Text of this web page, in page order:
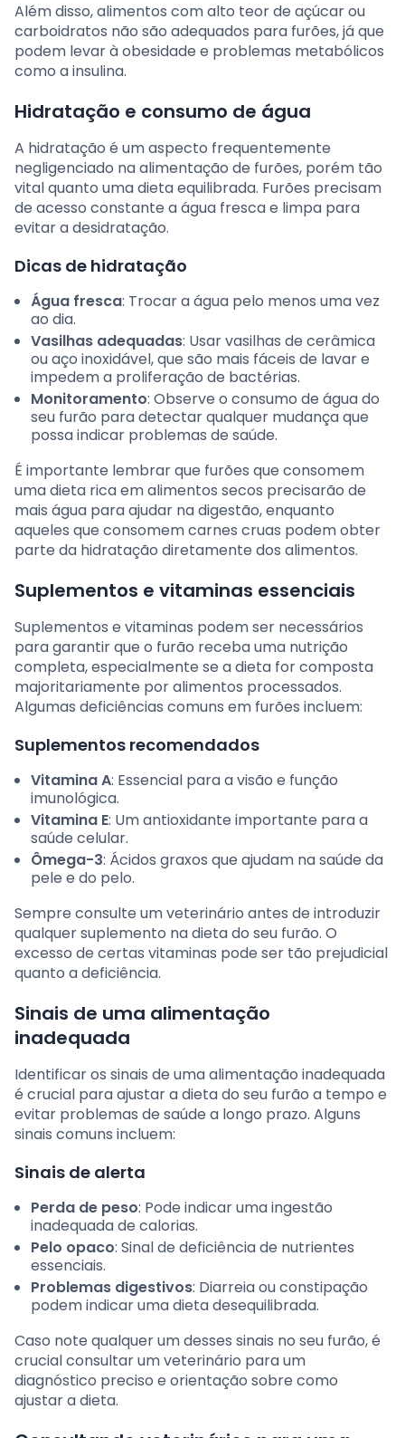
Além disso, alimentos com alto teor de açúcar ou
carboidratos não são adequados para furões, já que
podem levar à obesidade e problemas metabólicos
como a insulina.
Hidratação e consumo de água
A hidratação é um aspecto frequentemente
negligenciado na alimentação de furões, porém tão
vital quanto uma dieta equilibrada. Furões precisam
de acesso constante a água fresca e limpa para
evitar a desidratação.
Dicas de hidratação
Água fresca: Trocar a água pelo menos uma vez
ao dia.
Vasilhas adequadas: Usar vasilhas de cerâmica
ou aço inoxidável, que são mais fáceis de lavar e
impedem a proliferação de bactérias.
Monitoramento: Observe o consumo de água do
seu furão para detectar qualquer mudança que
possa indicar problemas de saúde.
É importante lembrar que furões que consomem
uma dieta rica em alimentos secos precisarão de
mais água para ajudar na digestão, enquanto
aqueles que consomem carnes cruas podem obter
parte da hidratação diretamente dos alimentos.
Suplementos e vitaminas essenciais
Suplementos e vitaminas podem ser necessários
para garantir que o furão receba uma nutrição
completa, especialmente se a dieta for composta
majoritariamente por alimentos processados.
Algumas deficiências comuns em furões incluem:
Suplementos recomendados
Vitamina A: Essencial para a visão e função
imunológica.
Vitamina E: Um antioxidante importante para a
saúde celular.
Ômega-3: Ácidos graxos que ajudam na saúde da
pele e do pelo.
Sempre consulte um veterinário antes de introduzir
qualquer suplemento na dieta do seu furão. O
excesso de certas vitaminas pode ser tão prejudicial
quanto a deficiência.
Sinais de uma alimentação
inadequada
Identificar os sinais de uma alimentação inadequada
é crucial para ajustar a dieta do seu furão a tempo e
evitar problemas de saúde a longo prazo. Alguns
sinais comuns incluem:
Sinais de alerta
Perda de peso: Pode indicar uma ingestão
inadequada de calorias.
Pelo opaco: Sinal de deficiência de nutrientes
essenciais.
Problemas digestivos: Diarreia ou constipação
podem indicar uma dieta desequilibrada.
Caso note qualquer um desses sinais no seu furão, é
crucial consultar um veterinário para um
diagnóstico preciso e orientação sobre como
ajustar a dieta.